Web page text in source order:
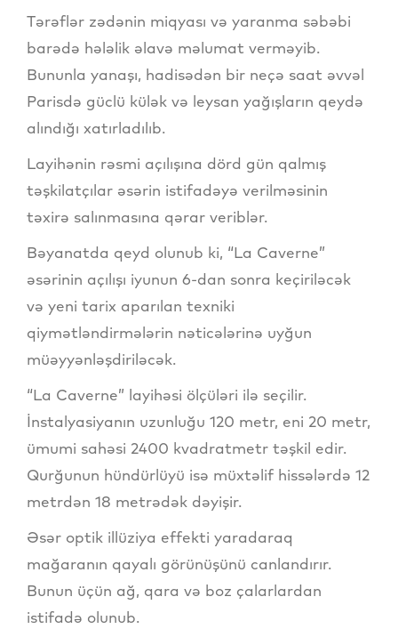
Tərəflər zədənin miqyası və yaranma səbəbi
barədə hələlik əlavə məlumat verməyib.
Bununla yanaşı, hadisədən bir neçə saat əvvəl
Parisdə güclü külək və leysan yağışların qeydə
alındığı xatırladılıb.
Layihənin rəsmi açılışına dörd gün qalmış
təşkilatçılar əsərin istifadəyə verilməsinin
təxirə salınmasına qərar veriblər.
Bəyanatda qeyd olunub ki, “La Caverne”
əsərinin açılışı iyunun 6-dan sonra keçiriləcək
və yeni tarix aparılan texniki
qiymətləndirmələrin nəticələrinə uyğun
müəyyənləşdiriləcək.
“La Caverne” layihəsi ölçüləri ilə seçilir.
İnstalyasiyanın uzunluğu 120 metr, eni 20 metr,
ümumi sahəsi 2400 kvadratmetr təşkil edir.
Qurğunun hündürlüyü isə müxtəlif hissələrdə 12
metrdən 18 metrədək dəyişir.
Əsər optik illüziya effekti yaradaraq
mağaranın qayalı görünüşünü canlandırır.
Bunun üçün ağ, qara və boz çalarlardan
istifadə olunub.